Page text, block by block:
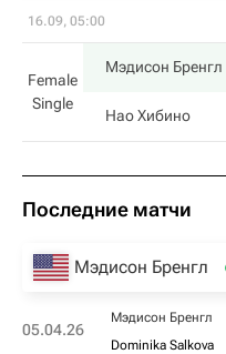
16.09, 05:00
Female
Single
Мэдисон Бренгл
Нао Хибино
Последние матчи
Мэдисон Бренгл
05.04.26
Мэдисон Бренгл
Dominika Salkova